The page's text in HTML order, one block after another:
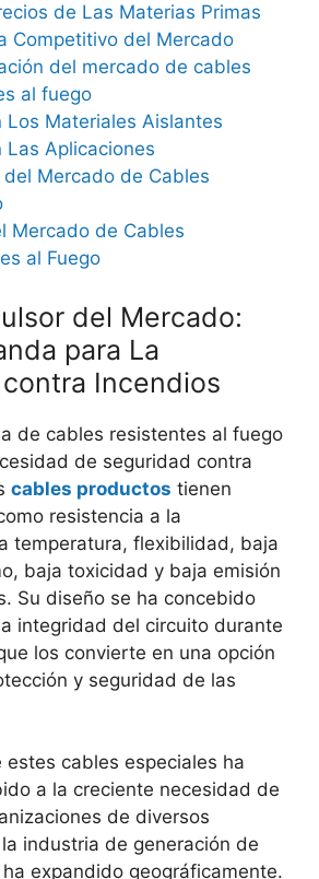
de Las Materias Primas
Competitivo del Mercado
del mercado de cables
al fuego
Los Materiales Aislantes
Las Aplicaciones
del Mercado de Cables
Mercado de Cables
al Fuego
del Mercado:
para La
Incendios
de cables resistentes al fuego
de seguridad contra
cables productos tienen
resistencia a la
temperatura, flexibilidad, baja
baja toxicidad y baja emisión
Su diseño se ha concebido
integridad del circuito durante
los convierte en una opción
y seguridad de las
cables especiales ha
a la creciente necesidad de
de diversos
industria de generación de
expandido geográficamente.